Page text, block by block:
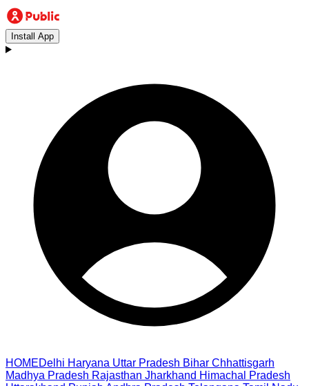
Install App
HOMEDelhi Haryana Uttar Pradesh Bihar Chhattisgarh
Madhya Pradesh Rajasthan Jharkhand Himachal Pradesh